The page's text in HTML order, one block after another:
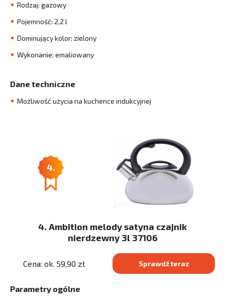
Rodzaj: gazowy
Pojemność: 2,2 l
Dominujący kolor: zielony
Wykonanie: emaliowany
Dane techniczne
Możliwość użycia na kuchence indukcyjnej
4.
4. Ambition melody satyna czajnik
nierdzewny 3l 37106
Cena: ok. 59,90 zł Sprawdź teraz
Parametry ogólne